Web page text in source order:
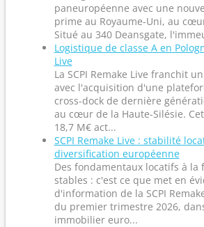
paneuropéenne avec une
prime au Royaume-Uni, au
Situé au 340 Deansgate,
Logistique de classe A en
Live
La SCPI Remake Live franchit
avec l'acquisition d'une
cross-dock de dernière
au cœur de la Haute-Silésie.
18,7 M€ act...
SCPI Remake Live : stabilité
diversification européenne
Des fondamentaux locatifs à la
stables : c'est ce que met en
d'information de la SCPI
du premier trimestre 2026,
immobilier euro...